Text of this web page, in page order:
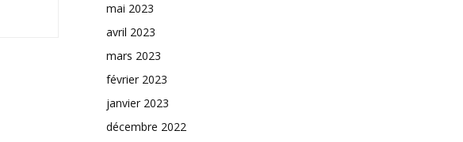
mai 2023
avril 2023
mars 2023
février 2023
janvier 2023
décembre 2022